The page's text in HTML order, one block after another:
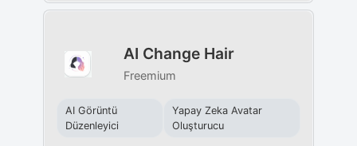
AI Change Hair
Freemium
AI Görüntü
Düzenleyici
Yapay Zeka Avatar
Oluşturucu